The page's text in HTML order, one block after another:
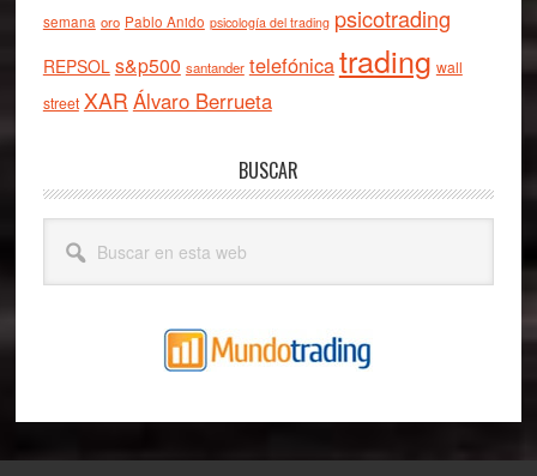
semana oro Pablo Anido psicología del trading psicotrading
REPSOL s&p500 santander telefónicatrading wall
street XAR Álvaro Berrueta
BUSCAR
esta